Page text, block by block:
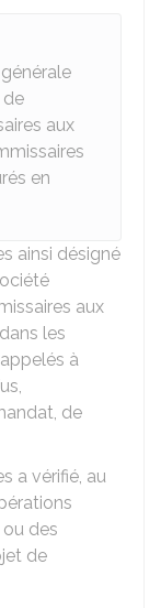
de
aux
en
ainsi désigné
aux
les
à
de
a vérifié, au
des
de